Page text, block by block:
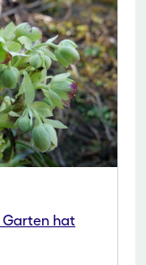
Garten hat